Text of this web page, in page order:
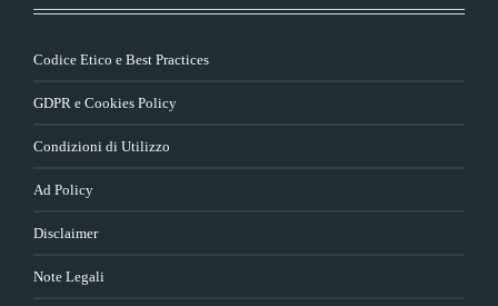
Codice Etico e Best Practices
GDPR e Cookies Policy
Condizioni di Utilizzo
Ad Policy
Disclaimer
Note Legali